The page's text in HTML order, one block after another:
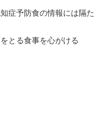
症予防食の情報には隔た
とる食事を心がける